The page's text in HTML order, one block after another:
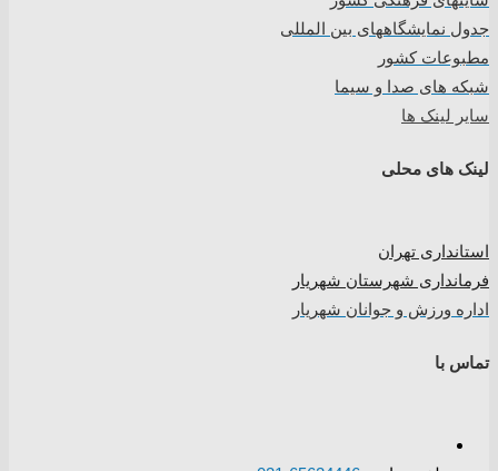
جدول نمایشگاههای بین المللی
مطبوعات کشور
شبکه های صدا و سیما
سایر لینک ها
لینک های محلی
استانداری تهران
فرمانداری شهرستان شهریار
اداره ورزش و جوانان شهریار
تماس با